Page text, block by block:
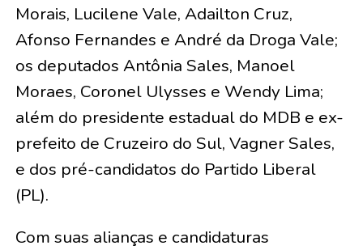
Morais, Lucilene Vale, Adailton Cruz,
Afonso Fernandes e André da Droga Vale;
os deputados Antônia Sales, Manoel
Moraes, Coronel Ulysses e Wendy Lima;
além do presidente estadual do MDB e ex-
prefeito de Cruzeiro do Sul, Vagner Sales,
e dos pré-candidatos do Partido Liberal
(PL).
Com suas alianças e candidaturas